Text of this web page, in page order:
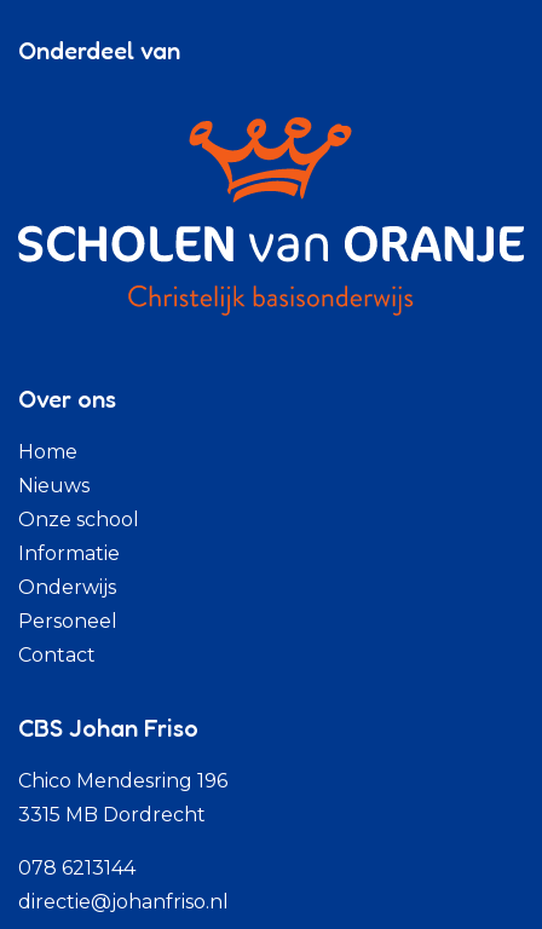
Onderdeel van
Over ons
Home
Nieuws
Onze school
Informatie
Onderwijs
Personeel
Contact
CBS Johan Friso
Chico Mendesring 196
3315 MB Dordrecht
078 6213144
directie@johanfriso.nl